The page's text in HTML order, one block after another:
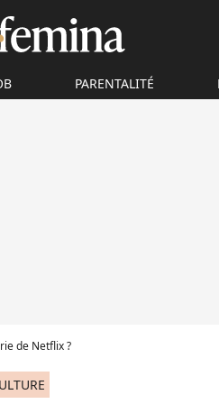
PARENTALITÉ
de Netflix ?